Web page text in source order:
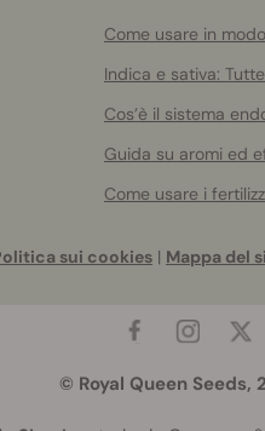
Come usare in
Indica e sativa:
Cos’è il sistema
Guida su aromi ed
Come usare i
sui cookies | Mappa del
© Royal Queen